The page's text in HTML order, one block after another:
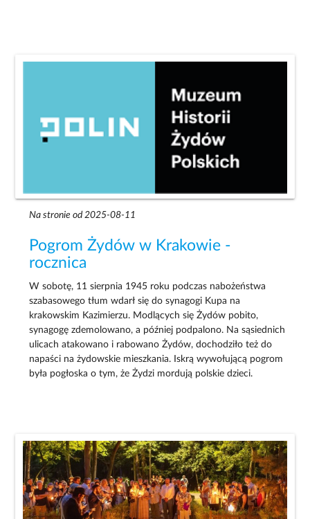
Na stronie od 2025-08-11
Pogrom Żydów w Krakowie -
rocznica
W sobotę, 11 sierpnia 1945 roku podczas nabożeństwa
szabasowego tłum wdarł się do synagogi Kupa na
krakowskim Kazimierzu. Modlących się Żydów pobito,
synagogę zdemolowano, a później podpalono. Na sąsiednich
ulicach atakowano i rabowano Żydów, dochodziło też do
napaści na żydowskie mieszkania. Iskrą wywołującą pogrom
była pogłoska o tym, że Żydzi mordują polskie dzieci.